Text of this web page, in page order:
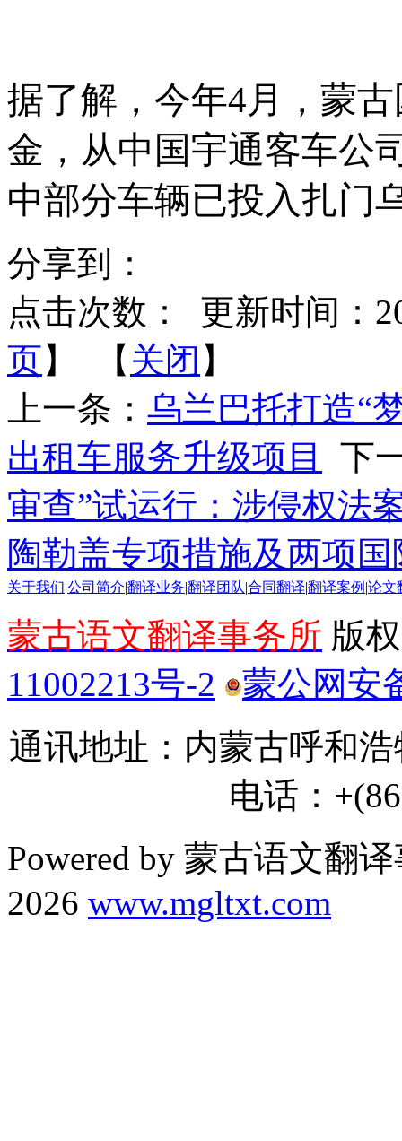
据了解，今年4月，蒙
金，从中国宇通客车公
中部分车辆已投入扎门
分享到：
点击次数：
更新时间：
页】 【 关闭 】
上一条： 乌兰巴托打造“
出租车服务升级项目
下
审查”试运行：涉侵权法
陶勒盖专项措施及两项
关于我们 公司简介 翻译业务 翻译团队 合同翻译 翻译案例 论文
蒙古语文翻译事务所 版
11002213号-2
蒙公网安
通讯地址：内蒙古呼和
电话：
Powered by 蒙古语文翻
2026 www.mgltxt.com